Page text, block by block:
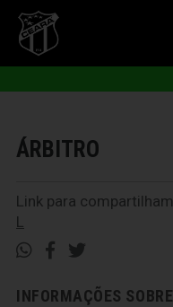
ÁRBITRO
Link para
L
INFORMAÇÕES